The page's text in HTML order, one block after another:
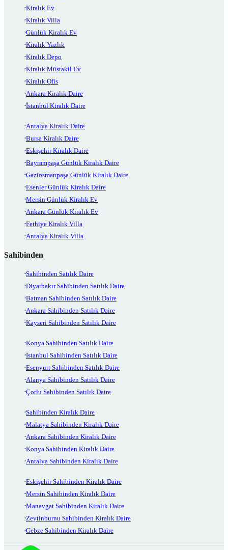
Kiralık Ev
Kiralık Villa
Günlük Kiralık Ev
Kiralık Yazlık
Kiralık Depo
Kiralık Müstakil Ev
Kiralık Ofis
Ankara Kiralık Daire
İstanbul Kiralık Daire
Antalya Kiralık Daire
Bursa Kiralık Daire
Eskişehir Kiralık Daire
Bayrampaşa Günlük Kiralık Daire
Gaziosmanpaşa Günlük Kiralık Daire
Esenler Günlük Kiralık Daire
Mersin Günlük Kiralık Ev
Ankara Günlük Kiralık Ev
Fethiye Kiralık Villa
Antalya Kiralık Villa
Sahibinden
Sahibinden Satılık Daire
Diyarbakır Sahibinden Satılık Daire
Batman Sahibinden Satılık Daire
Ankara Sahibinden Satılık Daire
Kayseri Sahibinden Satılık Daire
Konya Sahibinden Satılık Daire
İstanbul Sahibinden Satılık Daire
Esenyurt Sahibinden Satılık Daire
Alanya Sahibinden Satılık Daire
Çorlu Sahibinden Satılık Daire
Sahibinden Kiralık Daire
Malatya Sahibinden Kiralık Daire
Ankara Sahibinden Kiralık Daire
Konya Sahibinden Kiralık Daire
Antalya Sahibinden Kiralık Daire
Eskişehir Sahibinden Kiralık Daire
Mersin Sahibinden Kiralık Daire
Manavgat Sahibinden Kiralık Daire
Zeytinburnu Sahibinden Kiralık Daire
Gebze Sahibinden Kiralık Daire